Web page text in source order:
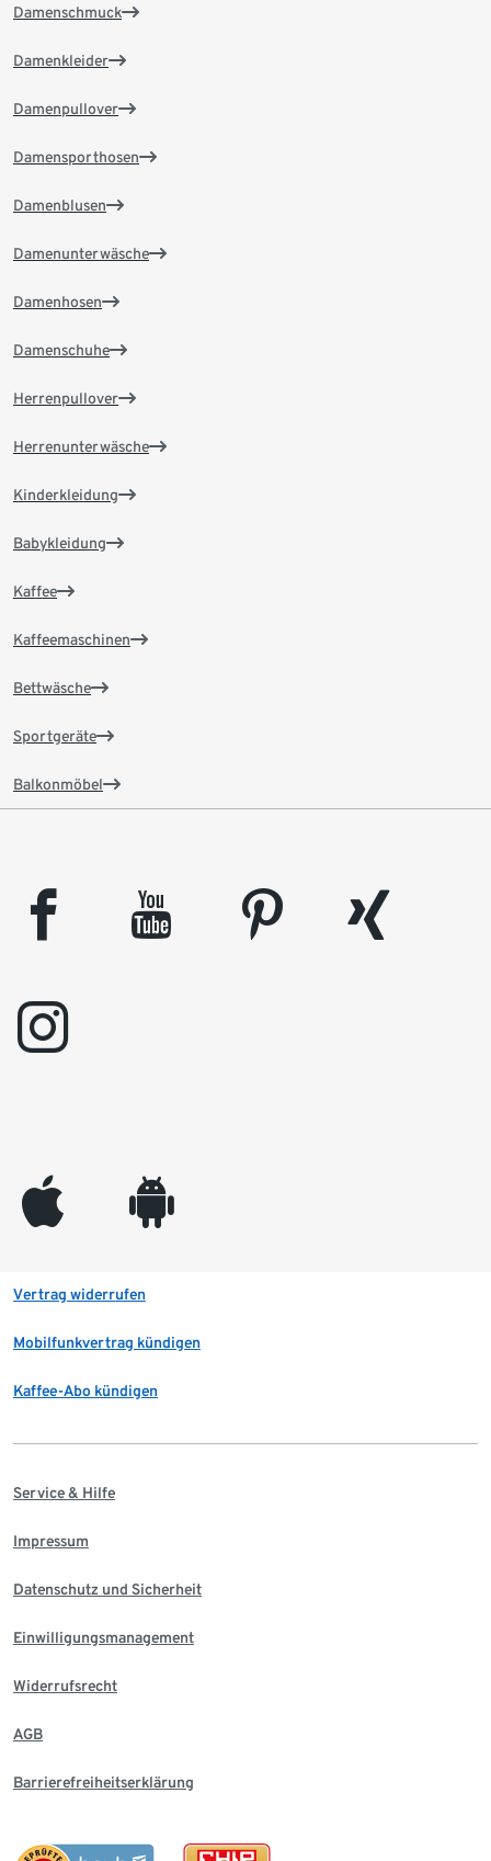
Damenschmuck
Damenkleider
Damenpullover
Damensporthosen
Damenblusen
Damenunterwäsche
Damenhosen
Damenschuhe
Herrenpullover
Herrenunterwäsche
Kinderkleidung
Babykleidung
Kaffee
Kaffeemaschinen
Bettwäsche
Sportgeräte
Balkonmöbel
facebook youtube pinterest
xing
instagram
appleinc android
Vertrag widerrufen
Mobilfunkvertrag kündigen
Kaffee-Abo kündigen
Service & Hilfe
Impressum
Datenschutz und Sicherheit
Einwilligungsmanagement
Widerrufsrecht
AGB
Barrierefreiheitserklärung